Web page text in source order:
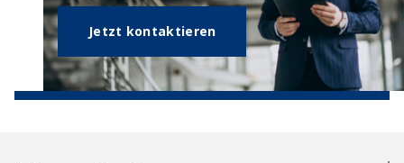
Jetzt kontaktieren